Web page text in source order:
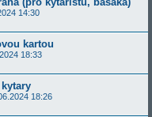
14:30
kartou
18:33
18:26